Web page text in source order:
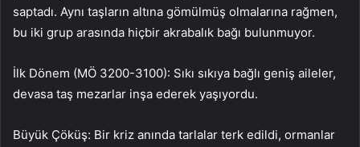
saptadı. Aynı taşların altına gömülmüş olmalarına rağmen,
bu iki grup arasında hiçbir akrabalık bağı bulunmuyor.
İlk Dönem (MÖ 3200-3100): Sıkı sıkıya bağlı geniş aileler,
devasa taş mezarlar inşa ederek yaşıyordu.
Büyük Çöküş: Bir kriz anında tarlalar terk edildi, ormanlar